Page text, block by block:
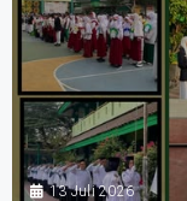
13 Juli 2026